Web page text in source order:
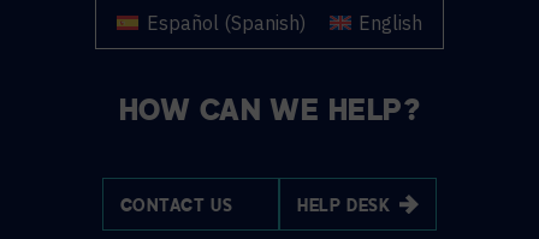
Español (Spanish) English
HOW CAN WE HELP?
CONTACT US HELP DESK